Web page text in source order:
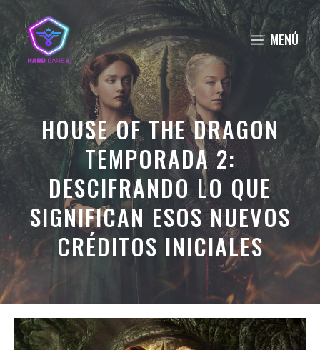
Saltar
al
contenido
MENÚ
HOUSE OF THE DRAGON
TEMPORADA 2:
DESCIFRANDO LO QUE
SIGNIFICAN ESOS NUEVOS
CRÉDITOS INICIALES